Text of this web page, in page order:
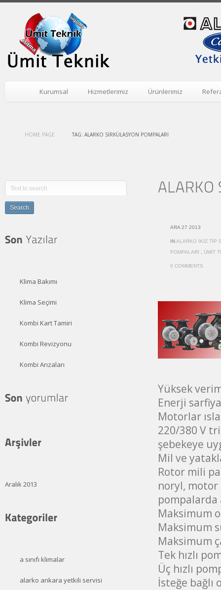
Kurumsal Hizmetlerimiz Ürünlerimiz
HOME PAGE TAG: ALARKO SIRKÜLASYON POMPALARI
ARA 27 2013
INALARKO İKIZ TIP
POMPALARI
ÜMIT
0 COMMENTS
Yüksek
Enerji
Motorlar
220/380 V
şebekeye
Mil ve
Rotor mili
noryl, motor
pompalarda
Maksimum
Maksimum
Maksimum
Tek hızlı
Üç hızlı
İsteğe bağlı
Search
Klima Bakımı
Klima Seçimi
Kombi Kart Tamiri
Kombi Revizyonu
Kombi Arızaları
Aralık 2013
a sınıfı klimalar
alarko ankara yetkili servisi